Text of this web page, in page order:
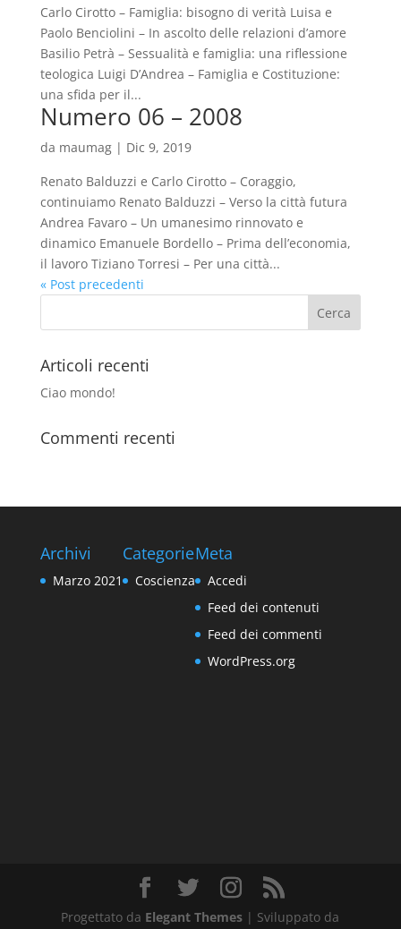
Carlo Cirotto – Famiglia: bisogno di verità Luisa e
Paolo Benciolini – In ascolto delle relazioni d’amore
Basilio Petrà – Sessualità e famiglia: una riflessione
teologica Luigi D’Andrea – Famiglia e Costituzione:
una sfida per il...
Numero 06 – 2008
da maumag| Dic 9, 2019
Renato Balduzzi e Carlo Cirotto – Coraggio,
continuiamo Renato Balduzzi – Verso la città futura
Andrea Favaro – Un umanesimo rinnovato e
dinamico Emanuele Bordello – Prima dell’economia,
il lavoro Tiziano Torresi – Per una città...
« Post precedenti
Articoli recenti
Ciao mondo!
Commenti recenti
Archivi
Marzo 2021
Categorie
Coscienza
Meta
Accedi
Feed dei contenuti
Feed dei commenti
WordPress.org
Progettato da Elegant Themes | Sviluppato da